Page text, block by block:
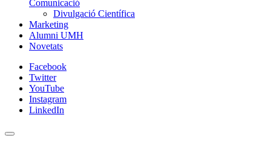
Comunicació
Divulgació Científica
Marketing
Alumni UMH
Novetats
Facebook
Twitter
YouTube
Instagram
LinkedIn